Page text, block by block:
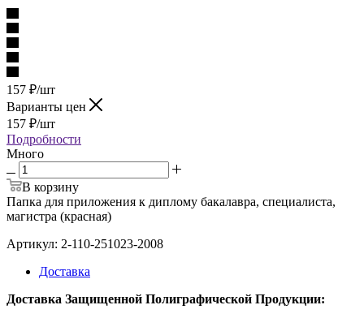
157 ₽/шт
Варианты цен
157 ₽/шт
Подробности
Много
В корзину
Папка для приложения к диплому бакалавра, специалиста,
магистра (красная)
Артикул: 2-110-251023-2008
Доставка
Доставка Защищенной Полиграфической Продукции: